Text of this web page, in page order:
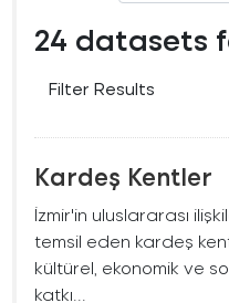
24 datasets
Filter Results
Kardeş Kentler
İzmir'in uluslararası
temsil eden kardeş
kültürel, ekonomik ve
katkı...